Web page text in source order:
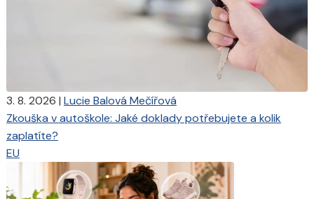
3. 8. 2026 | Lucie Balová Mečířová
Zkouška v autoškole: Jaké doklady potřebujete a kolik
zaplatíte?
EU